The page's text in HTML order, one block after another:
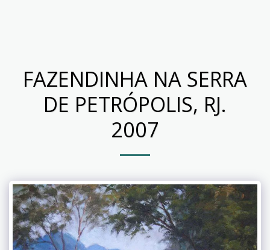
FAZENDINHA NA SERRA
DE PETRÓPOLIS, RJ.
2007